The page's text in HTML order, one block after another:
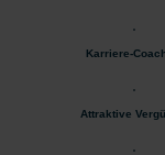
Karriere-
Attraktive